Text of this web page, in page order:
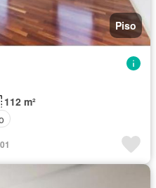
Piso
112 m²